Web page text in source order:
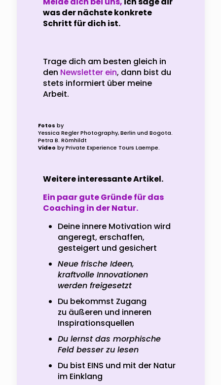
was der nächstekonkrete
Schritt für dich ist.
Trage dich am besten gleich in
den Newsletter ein, dann bist du
stets informiert über meine
Arbeit.
Fotos by
Yessica Regler Photography, Berlin und Bogota.
Petra B. Römhildt
Video by Private Experience Tours Laempe.
Weitere interessante Artikel.
Ein paar gute Gründe für das
Coaching in der Natur.
Deine innere Motivation wird
angeregt, erschaffen,
gesteigert und gesichert
Neue frische Ideen,
kraftvolle Innovationen
werden freigesetzt
Du bekommst Zugang
zu äußeren und inneren
Inspirationsquellen
Du lernst das morphische
Feld besser zu lesen
Du bist EINS und mit der Natur
im Einklang